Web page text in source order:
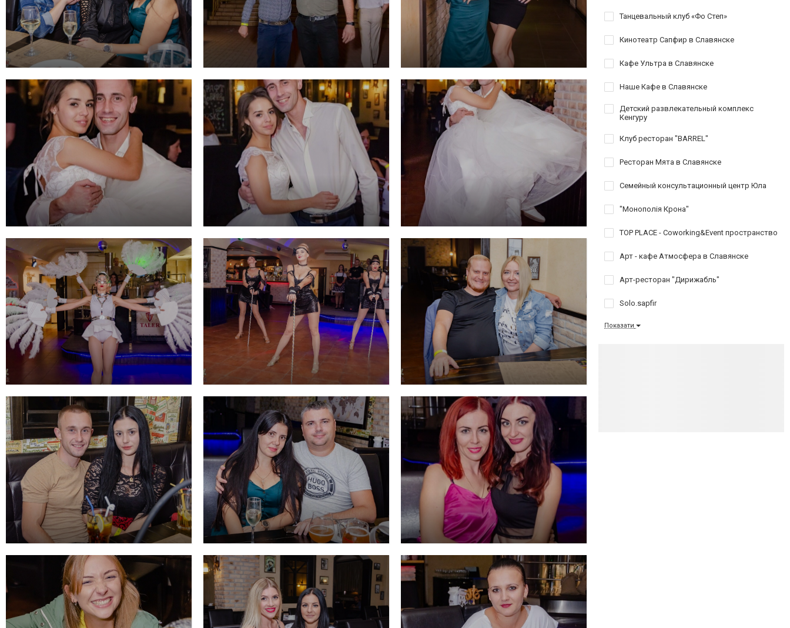
Танцевальный клуб «Фо Степ»
Кинотеатр Сапфир в Славянске
Кафе Ультра в Славянске
Наше Кафе в Славянске
Детский развлекательный комплекс
Кенгуру
Клуб ресторан "BARREL"
Ресторан Мята в Славянске
Семейный консультационный центр Юла
"Монополія Крона"
TOP PLACE - Coworking&Event пространство
Арт - кафе Атмосфера в Славянске
Арт-ресторан "Дирижабль"
Solo.sapfir
Показати